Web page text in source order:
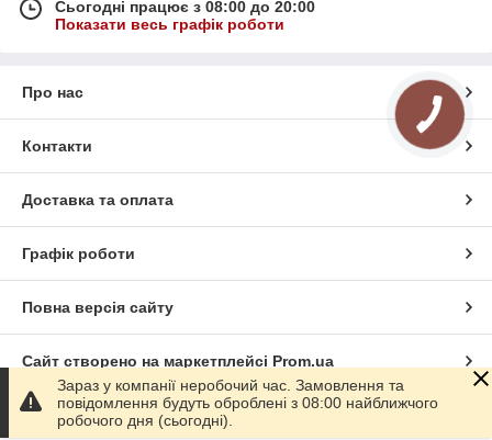
Сьогодні працює з 08:00 до 20:00
Показати весь графік роботи
Про нас
Контакти
Доставка та оплата
Графік роботи
Повна версія сайту
Сайт створено на маркетплейсі Prom.ua
Політика конфіденційності
Зараз у компанії неробочий час. Замовлення та
повідомлення будуть оброблені з 08:00 найближчого
робочого дня (сьогодні).